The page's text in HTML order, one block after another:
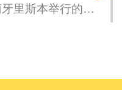
里斯本举行的澳